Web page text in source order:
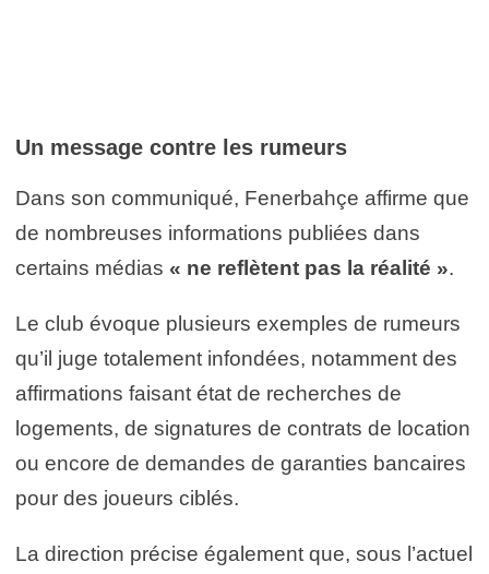
Un message contre les rumeurs
Dans son communiqué, Fenerbahçe affirme que
de nombreuses informations publiées dans
certains médias « ne reflètent pas la réalité ».
Le club évoque plusieurs exemples de rumeurs
qu’il juge totalement infondées, notamment des
affirmations faisant état de recherches de
logements, de signatures de contrats de location
ou encore de demandes de garanties bancaires
pour des joueurs ciblés.
La direction précise également que, sous l’actuel